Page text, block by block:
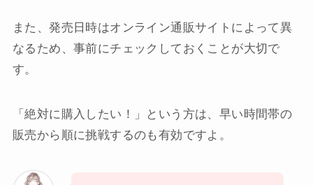
また、発売日時はオンライン通販サイトによって異
なるため、事前にチェックしておくことが大切で
す。
「絶対に購入したい！」という方は、早い時間帯の
販売から順に挑戦するのも有効ですよ。